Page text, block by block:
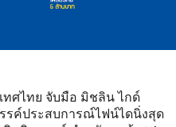
ทศไทย จับมือ มิชลิน ไกด์
รค์ประสบการณ์ไฟน์ไดนิ่งสุด